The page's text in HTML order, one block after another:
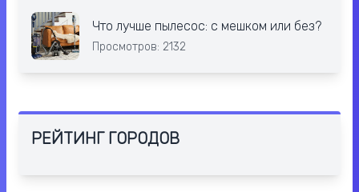
Что лучше пылесос: с мешком или без?
Просмотров: 2132
РЕЙТИНГ ГОРОДОВ